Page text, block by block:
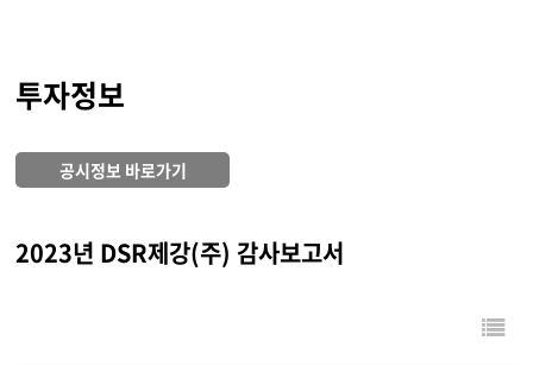
투자정보
공시정보 바로가기
2023년 DSR제강(주) 감사보고서